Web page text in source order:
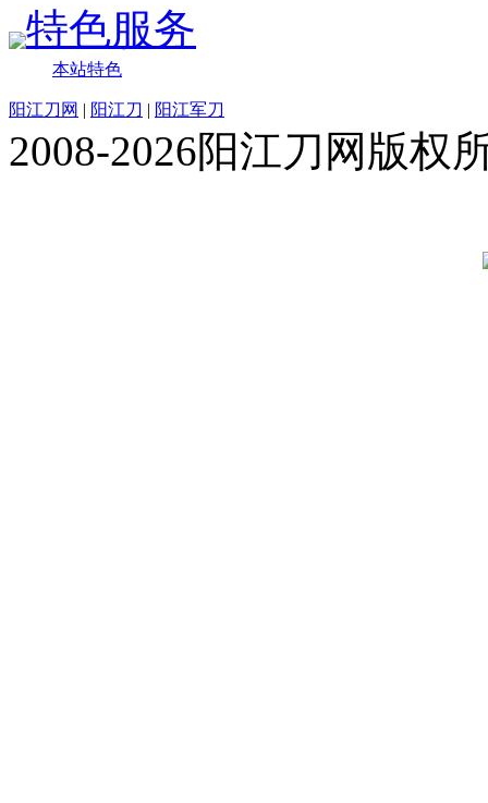
特色服务
本站特色
阳江刀网 | 阳江刀 | 阳江军刀
2008-2026阳江刀网版权